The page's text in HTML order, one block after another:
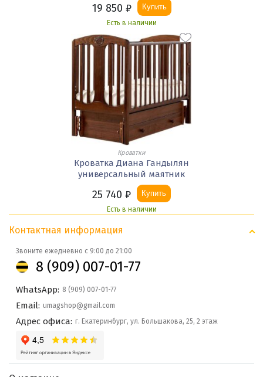
19 850 ₽ Купить
Есть в наличии
Кроватки
Кроватка Диана Гандылян
универсальный маятник
25 740 ₽ Купить
Есть в наличии
Контактная информация
Звоните ежедневно с 9:00 до 21:00
8 (909) 007-01-77
WhatsApp: 8 (909) 007-01-77
Email: umagshop@gmail.com
Адрес офиса: г. Екатеринбург, ул. Большакова, 25, 2 этаж